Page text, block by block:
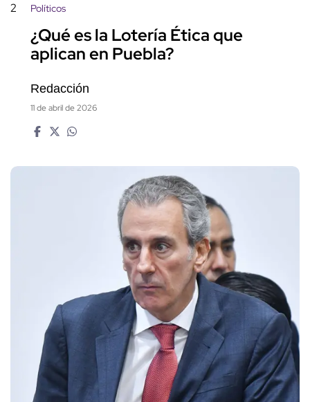
2 Políticos
¿Qué es la Lotería Ética que
aplican en Puebla?
Redacción
11 de abril de 2026